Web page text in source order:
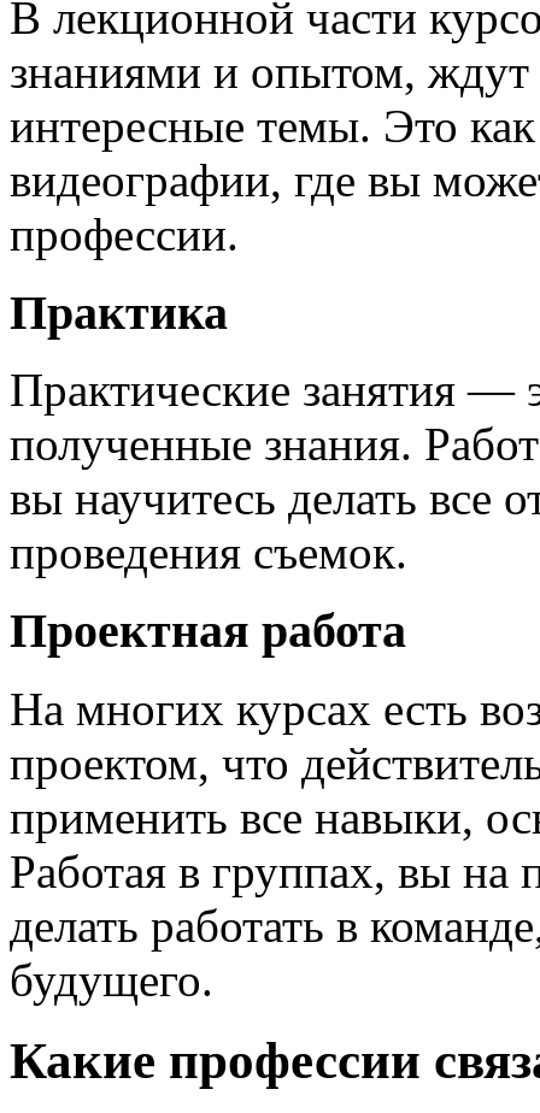
В лекционной части
знаниями и опытом,
интересные темы. Это
видеографии, где вы
профессии.
Практика
Практические занятия —
полученные знания.
вы научитесь делать все
проведения съемок.
Проектная работа
На многих курсах есть
проектом, что
применить все навыки,
Работая в группах, вы на
делать работать в
будущего.
Какие профессии